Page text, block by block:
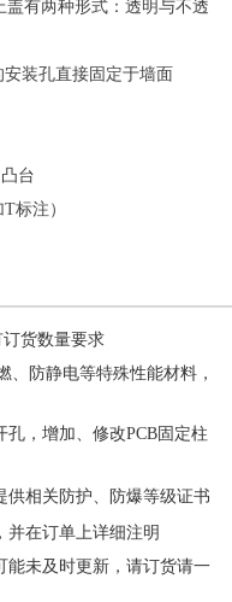
盖有两种形式：透明与不透
装孔直接固定于墙面
台
标注）
货数量要求
、防静电等特殊性能材料，
，增加、修改PCB固定柱
供相关防护、防爆等级证书
并在订单上详细注明
能未及时更新，请订货请一